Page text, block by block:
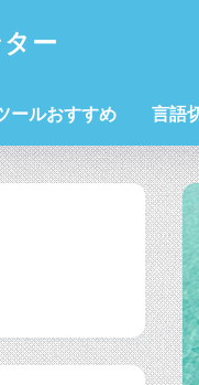
ー
ールおすすめ 言語